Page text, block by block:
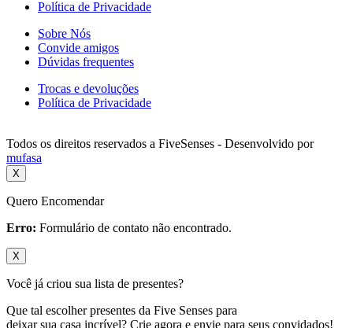
Política de Privacidade
Sobre Nós
Convide amigos
Dúvidas frequentes
Trocas e devoluções
Política de Privacidade
Todos os direitos reservados a FiveSenses - Desenvolvido por
mufasa
X
Quero Encomendar
Erro: Formulário de contato não encontrado.
X
Você já criou sua lista de presentes?
Que tal escolher presentes da Five Senses para
deixar sua casa incrível? Crie agora e envie para seus convidados!